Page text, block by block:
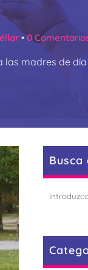
•0
las madres de día
Busca